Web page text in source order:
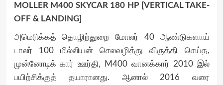
MOLLER M400 SKYCAR 180 HP [VERTICAL TAKE-
OFF & LANDING]
அமெரிக்கத் தொழிற்துறை மோலர் 40 ஆண்டுகளாய்
டாலர் 100 மில்லியன் செலவழித்து விருத்தி செய்த,
முன்னோடிக் கார் ஊர்தி, M400 வானக்கார் 2010 இல்
பயிற்சிக்குத் தயாரானது. ஆனால் 2016 வரை